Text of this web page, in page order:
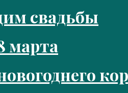
свадьбы
марта